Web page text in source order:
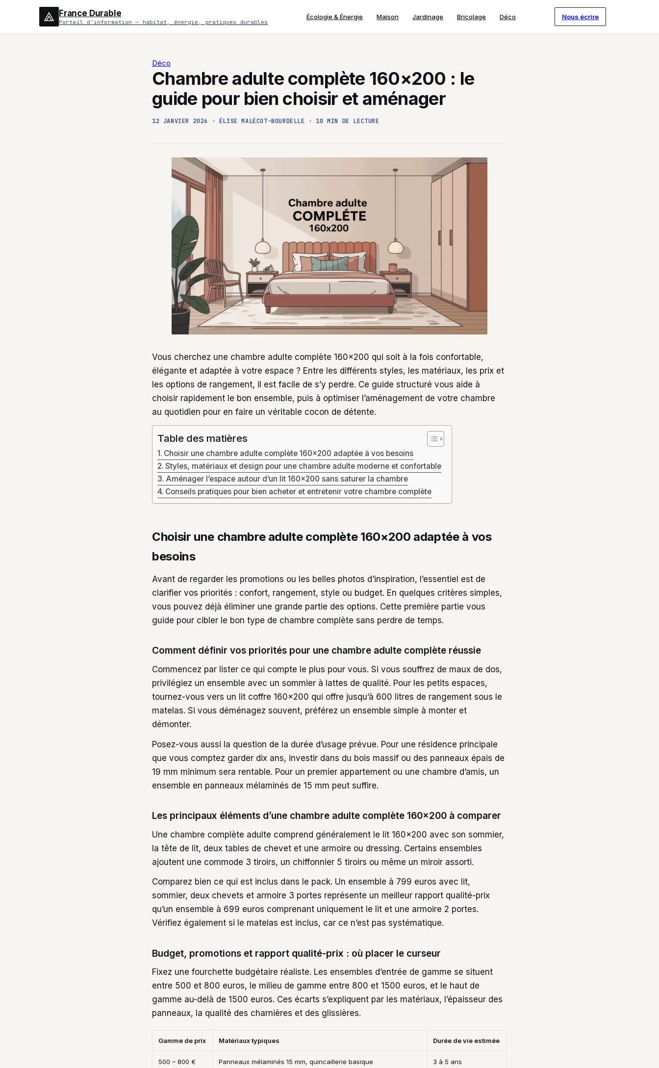
France Durable
Portail d'information — habitat, énergie, pratiques durables
Écologie & Énergie Maison Jardinage Bricolage Déco Nous écrire
Déco
Chambre adulte complète 160×200 : le
guide pour bien choisir et aménager
12 JANVIER 2026 · ÉLISE MALÉCOT-BOURDELLE · 10 MIN DE LECTURE
Vous cherchez une chambre adulte complète 160×200 qui soit à la fois confortable,
élégante et adaptée à votre espace ? Entre les différents styles, les matériaux, les prix et
les options de rangement, il est facile de s’y perdre. Ce guide structuré vous aide à
choisir rapidement le bon ensemble, puis à optimiser l’aménagement de votre chambre
au quotidien pour en faire un véritable cocon de détente.
Table des matières
Choisir une chambre adulte complète 160×200 adaptée à vos besoins
Styles, matériaux et design pour une chambre adulte moderne et confortable
Aménager l’espace autour d’un lit 160×200 sans saturer la chambre
Conseils pratiques pour bien acheter et entretenir votre chambre complète
Choisir une chambre adulte complète 160×200 adaptée à vos
besoins
Avant de regarder les promotions ou les belles photos d’inspiration, l’essentiel est de
clarifier vos priorités : confort, rangement, style ou budget. En quelques critères simples,
vous pouvez déjà éliminer une grande partie des options. Cette première partie vous
guide pour cibler le bon type de chambre complète sans perdre de temps.
Comment définir vos priorités pour une chambre adulte complète réussie
Commencez par lister ce qui compte le plus pour vous. Si vous souffrez de maux de dos,
privilégiez un ensemble avec un sommier à lattes de qualité. Pour les petits espaces,
tournez-vous vers un lit coffre 160×200 qui offre jusqu’à 600 litres de rangement sous le
matelas. Si vous déménagez souvent, préférez un ensemble simple à monter et
démonter.
Posez-vous aussi la question de la durée d’usage prévue. Pour une résidence principale
que vous comptez garder dix ans, investir dans du bois massif ou des panneaux épais de
19 mm minimum sera rentable. Pour un premier appartement ou une chambre d’amis, un
ensemble en panneaux mélaminés de 15 mm peut suffire.
Les principaux éléments d’une chambre adulte complète 160×200 à comparer
Une chambre complète adulte comprend généralement le lit 160×200 avec son sommier,
la tête de lit, deux tables de chevet et une armoire ou dressing. Certains ensembles
ajoutent une commode 3 tiroirs, un chiffonnier 5 tiroirs ou même un miroir assorti.
Comparez bien ce qui est inclus dans le pack. Un ensemble à 799 euros avec lit,
sommier, deux chevets et armoire 3 portes représente un meilleur rapport qualité-prix
qu’un ensemble à 699 euros comprenant uniquement le lit et une armoire 2 portes.
Vérifiez également si le matelas est inclus, car ce n’est pas systématique.
Budget, promotions et rapport qualité-prix : où placer le curseur
Fixez une fourchette budgétaire réaliste. Les ensembles d’entrée de gamme se situent
entre 500 et 800 euros, le milieu de gamme entre 800 et 1500 euros, et le haut de
gamme au-delà de 1500 euros. Ces écarts s’expliquent par les matériaux, l’épaisseur des
panneaux, la qualité des charnières et des glissières.
Gamme de prix Matériaux typiques Durée de vie estimée
500 – 800 € Panneaux mélaminés 15 mm, quincaillerie basique 3 à 5 ans